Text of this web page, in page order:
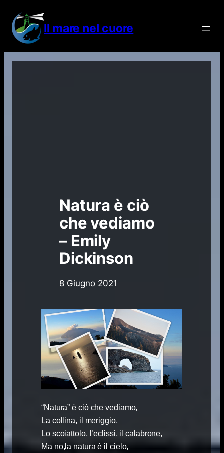
contenuto
Il mare nel cuore
Natura è ciò
che vediamo
– Emily
Dickinson
8 Giugno 2021
“Natura” è ciò che vediamo,
La collina, il meriggio,
Lo scoiattolo, l’eclissi, il calabrone,
Ma no,la natura è il cielo,